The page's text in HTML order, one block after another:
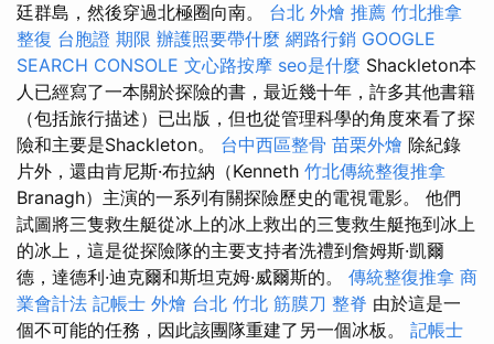
廷群島，然後穿過北極圈向南。 台北 外燴 推薦 竹北推拿
整復 台胞證 期限 辦護照要帶什麼 網路行銷 GOOGLE
SEARCH CONSOLE 文心路按摩 seo是什麼 Shackleton本
人已經寫了一本關於探險的書，最近幾十年，許多其他書籍
（包括旅行描述）已出版，但也從管理科學的角度來看了探
險和主要是Shackleton。 台中西區整骨 苗栗外燴 除紀錄
片外，還由肯尼斯·布拉納（Kenneth 竹北傳統整復推拿
Branagh）主演的一系列有關探險歷史的電視電影。 他們
試圖將三隻救生艇從冰上的冰上救出的三隻救生艇拖到冰上
的冰上，這是從探險隊的主要支持者洗禮到詹姆斯·凱爾
德，達德利·迪克爾和斯坦克姆·威爾斯的。 傳統整復推拿 商
業會計法 記帳士 外燴 台北 竹北 筋膜刀 整脊 由於這是一
個不可能的任務，因此該團隊重建了另一個冰板。 記帳士